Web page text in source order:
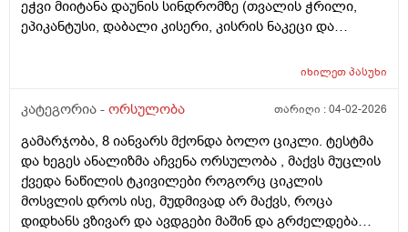
ეჭვი მიიტანა დაუნის სინდრომზე (თვალის ჭრილი,
ეპიკანტუსი, დაბალი კისერი, კისრის ნაკეცი და
აღმოაჩნდა გულის მანკი, ასევე სმენის პრობლემა და
მირჩიოთ ჯერ გენეტიკოსის კონსულტაცია მჭირდება
იხილეთპასუხი
კატეგორია - ორსულობა თარიღი :04-02-2026
გამარჯობა, 8 იანვარს მქონდა ბოლო ციკლი. ტესტმა
და ხეგეს ანალიზმა აჩვენა ორსულობა , მაქვს მუცლის
ქვედა ნაწილის ტკივილები როგორც ციკლის
მოსვლის დროს ისე, მუდმივად არ მაქვს, როცა
დიდხანს ვზივარ და ავდგები მაშინ და გრძელდება